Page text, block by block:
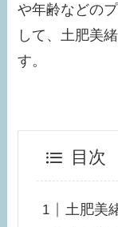
や年齢などの
して、土肥美
す。
目次
土肥美